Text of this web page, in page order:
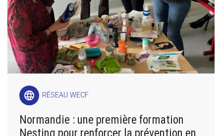
language RÉSEAU WECF
Normandie : une première formation
Nesting pour renforcer la prévention en